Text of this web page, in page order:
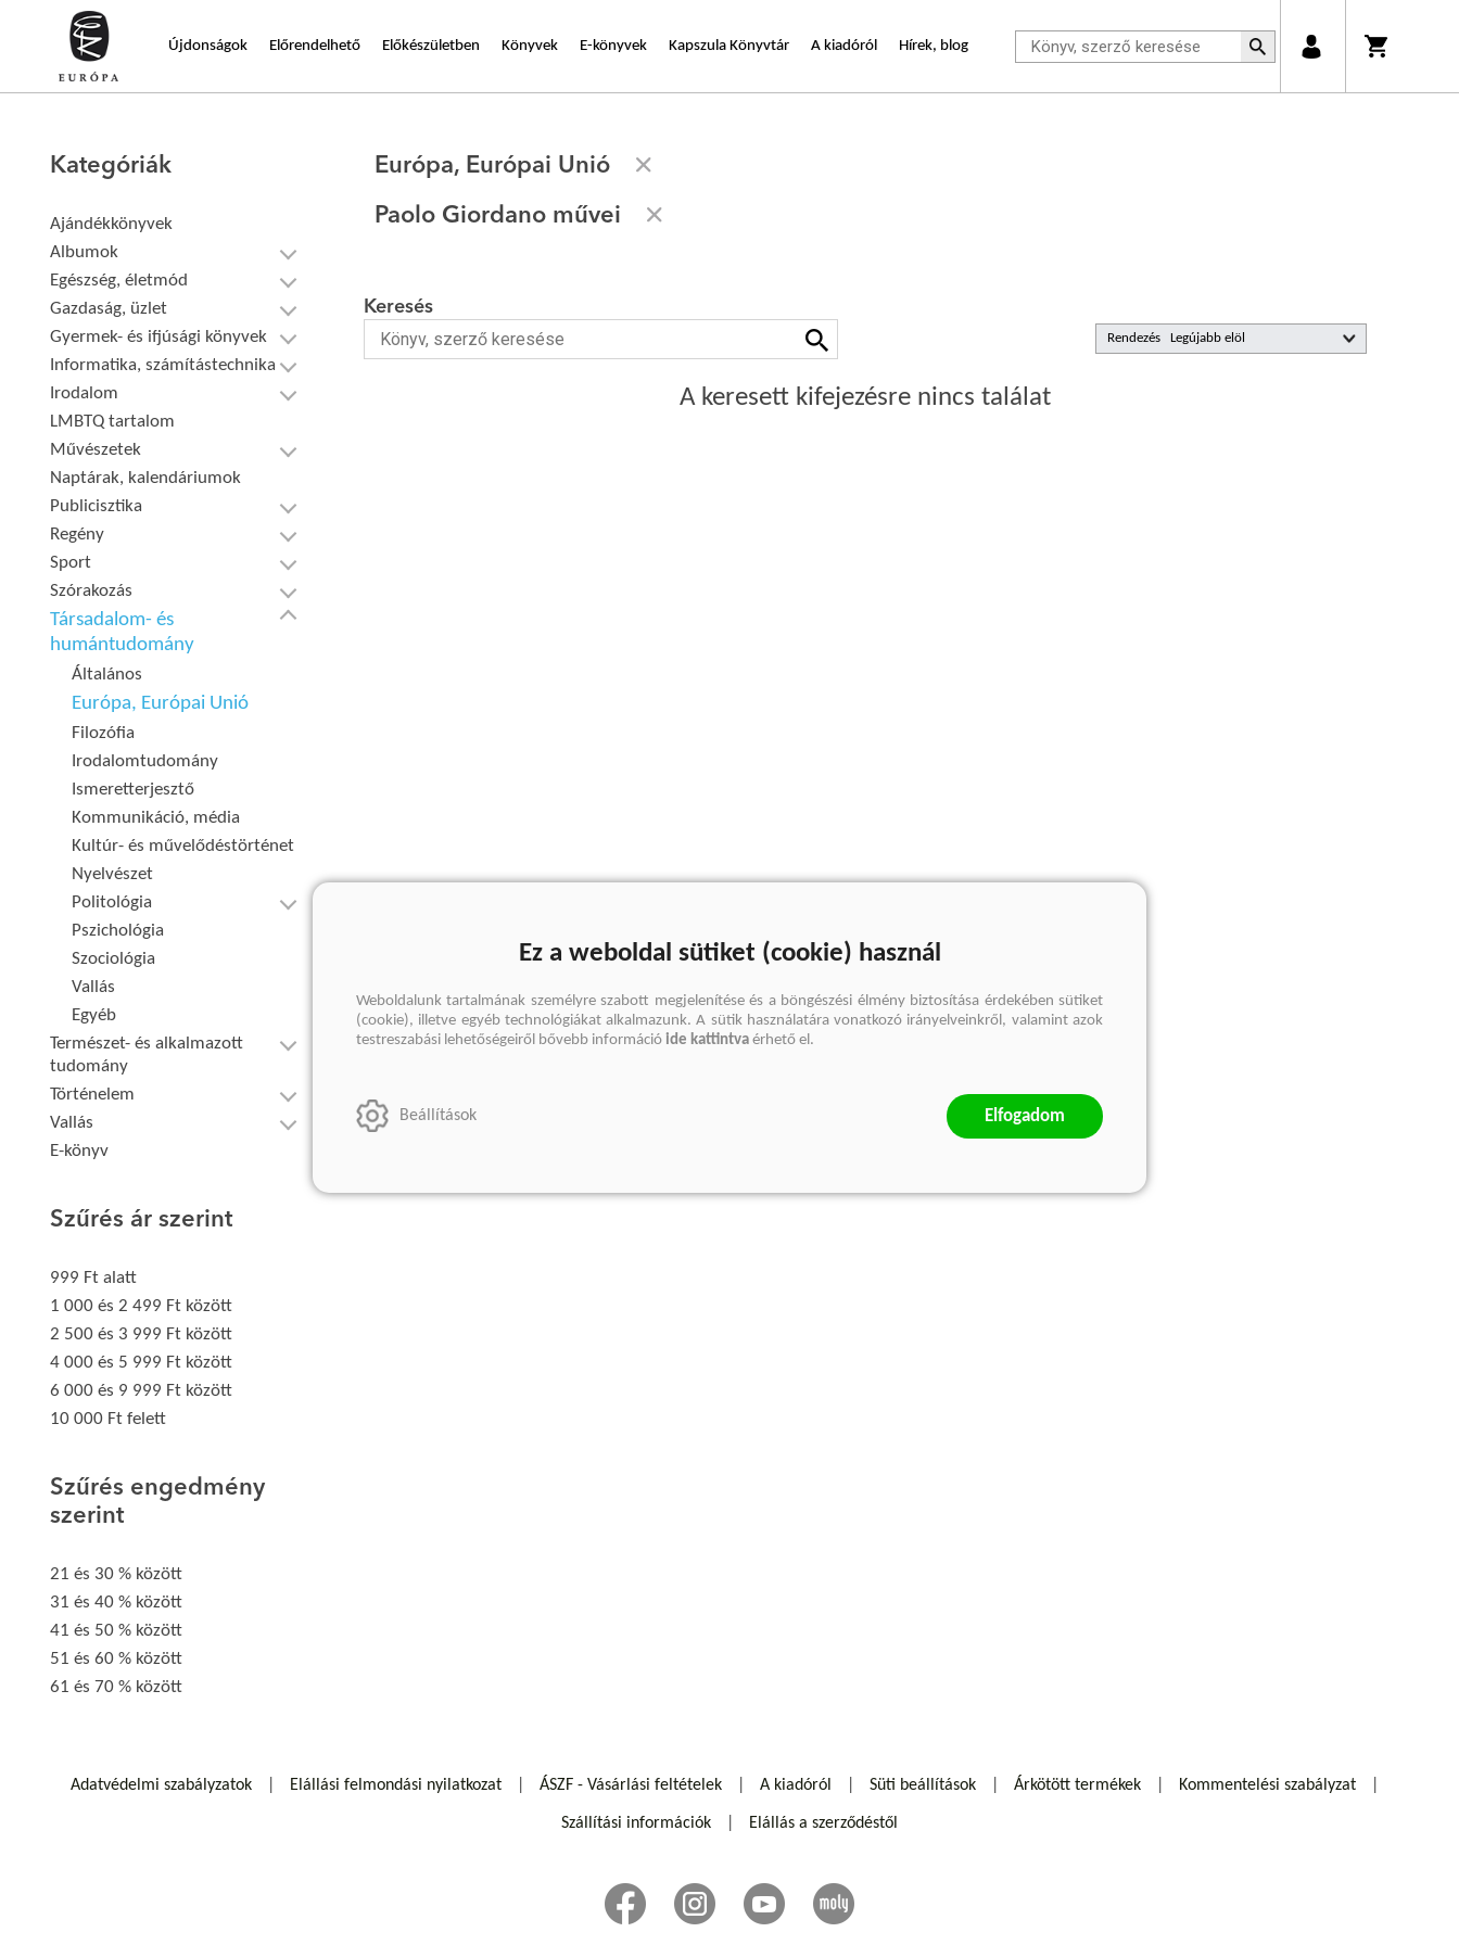
Újdonságok Előrendelhető Előkészületben Könyvek E-könyvek Kapszula Könyvtár A kiadóról Hírek, blog
Kategóriák
Ajándékkönyvek
Albumok
Egészség, életmód
Gazdaság, üzlet
Gyermek- és ifjúsági könyvek
Informatika, számítástechnika
Irodalom
LMBTQ tartalom
Művészetek
Naptárak, kalendáriumok
Publicisztika
Regény
Sport
Szórakozás
Társadalom- és
humántudomány
Általános
Európa, Európai Unió
Filozófia
Irodalomtudomány
Ismeretterjesztő
Kommunikáció, média
Kultúr- és művelődéstörténet
Nyelvészet
Politológia
Pszichológia
Szociológia
Vallás
Egyéb
Természet- és alkalmazott
tudomány
Történelem
Vallás
E-könyv
Szűrés ár szerint
999 Ft alatt
1 000 és 2 499 Ft között
2 500 és 3 999 Ft között
4 000 és 5 999 Ft között
6 000 és 9 999 Ft között
10 000 Ft felett
Szűrés engedmény
szerint
21 és 30 % között
31 és 40 % között
41 és 50 % között
51 és 60 % között
61 és 70 % között
Európa, Európai Unió
Paolo Giordano művei
Rendezés
Keresés
A keresett kifejezésre nincs találat
Adatvédelmi szabályzatok Elállási felmondási nyilatkozat ÁSZF - Vásárlási feltételek A kiadóról Süti beállítások Árkötött termékek Kommentelési szabályzat
Szállítási információk Elállás a szerződéstől
Ez a weboldal sütiket (cookie) használ
Weboldalunk tartalmának személyre szabott megjelenítése és a böngészési élmény biztosítása érdekében sütiket
(cookie), illetve egyéb technológiákat alkalmazunk. A sütik használatára vonatkozó irányelveinkről, valamint azok
testreszabási lehetőségeiről bővebb információ ide kattintva érhető el.
Beállítások Elfogadom